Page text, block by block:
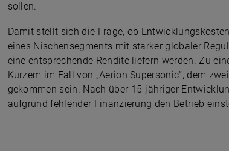
sollen.
Damit stellt sich die Frage, ob
eines Nischensegments mit starker globaler
eine entsprechende Rendite liefern werden. Zu
Kurzem im Fall von „Aerion Supersonic”, dem
gekommen sein. Nach über 15-jähriger
aufgrund fehlender Finanzierung den Betrieb